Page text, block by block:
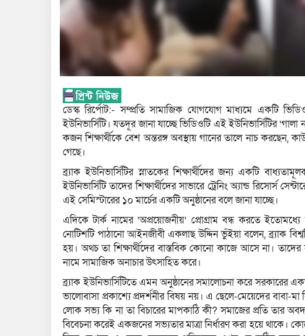
ডেস্ক রির্পোট:- সম্প্রতি সামাজিক যোগযোগ মাধ্যমে একটি
ইউনিভার্সিটি। যতদূর জানা যাচ্ছে ভিডিওটি এই ইউনিভার্সিটির
কজন শিক্ষার্থীকে বেশ অন্তরঙ্গ অবস্থায় গানের তালে নাচ
গেছে।
ব্র্যাক ইউনিভার্সিটির স্নাতকের শিক্ষার্থীদের জন্য একটি
ইউনিভার্সিটি তাদের শিক্ষার্থীদের সাভারে ট্রেনিং অ্যান্ড রিসোর্স
এই সেমিস্টারের ১০ মার্চের একটি অনুষ্ঠানের বলে জানা যাচ্ছে।
এদিকে টার্ক নামের ‘অপ্রয়োজনীয়’ প্রোগ্রাম বন্ধ করতে
নোটিশটি পাঠানো আইনজীবী একলাছ উদ্দিন ভুঁইয়া বলেন, ব্র্যাক
হয়। অথচ তা শিক্ষার্থীদের বাস্তবিক কোনো কাজে আসে না। তাদের
নামে সামাজিক অনাচার উৎসাহিত করে।
ব্র্যাক ইউনিভার্সিটিতে এমন অনুষ্ঠানের সমালোচনা করে সরকারের
ভালোবাসা প্রকাশ্যে প্রদর্শনীর বিষয় নয়। এ ছেলে-মেয়েদের বাবা-
লোক সভ্য কি না তা বিচারের মাপকাঠি কী? সমাজের প্রতি তার
বিবেচনা করেই একজনের সভ্যতার মাত্রা নির্ধারণ করা হয়ে থাকে।